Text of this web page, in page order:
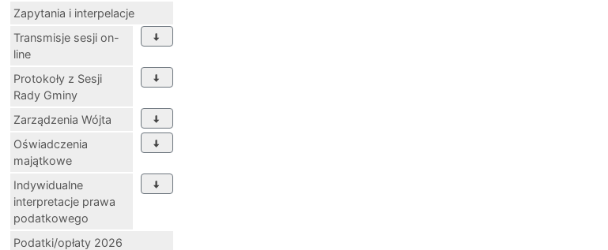
Zapytania i interpelacje
Transmisje sesji on-
line
Protokoły z Sesji
Rady Gminy
Zarządzenia Wójta
Oświadczenia
majątkowe
Indywidualne
interpretacje prawa
podatkowego
Podatki/opłaty 2026